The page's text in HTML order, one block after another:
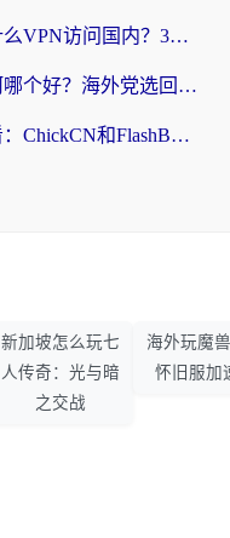
从澳门用什么VPN访问国内？3个实用标准帮你避开坑，无缝刷剧听歌
穿梭和银河哪个好？海外党选回国加速器的避坑指南，附番茄加速器实测体验
海外党必看：ChickCN和FlashBack好用吗？3招教你选对回国加速器（附云极、HomeCN、斧牛vs艾果对比）
新加坡怎么玩七
人传奇：光与暗
之交战
海外玩魔
怀旧服加